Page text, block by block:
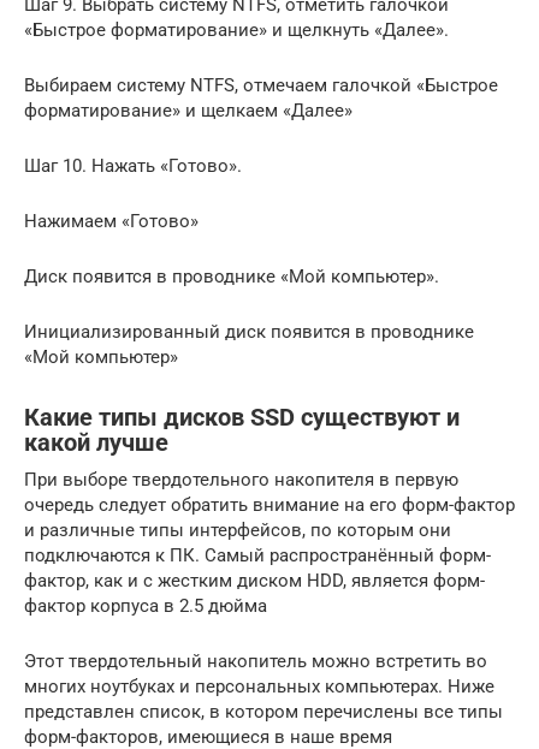
«Быстрое форматирование» и щелкнуть «Далее».
Выбираем систему NTFS, отмечаем галочкой «Быстрое
форматирование» и щелкаем «Далее»
Шаг 10. Нажать «Готово».
Нажимаем «Готово»
Диск появится в проводнике «Мой компьютер».
Инициализированный диск появится в проводнике
«Мой компьютер»
Какие типы дисков SSD существуют и
какой лучше
При выборе твердотельного накопителя в первую
очередь следует обратить внимание на его форм-фактор
и различные типы интерфейсов, по которым они
подключаются к ПК. Самый распространённый форм-
фактор, как и с жестким диском HDD, является форм-
фактор корпуса в 2.5 дюйма
Этот твердотельный накопитель можно встретить во
многих ноутбуках и персональных компьютерах. Ниже
представлен список, в котором перечислены все типы
форм-факторов, имеющиеся в наше время